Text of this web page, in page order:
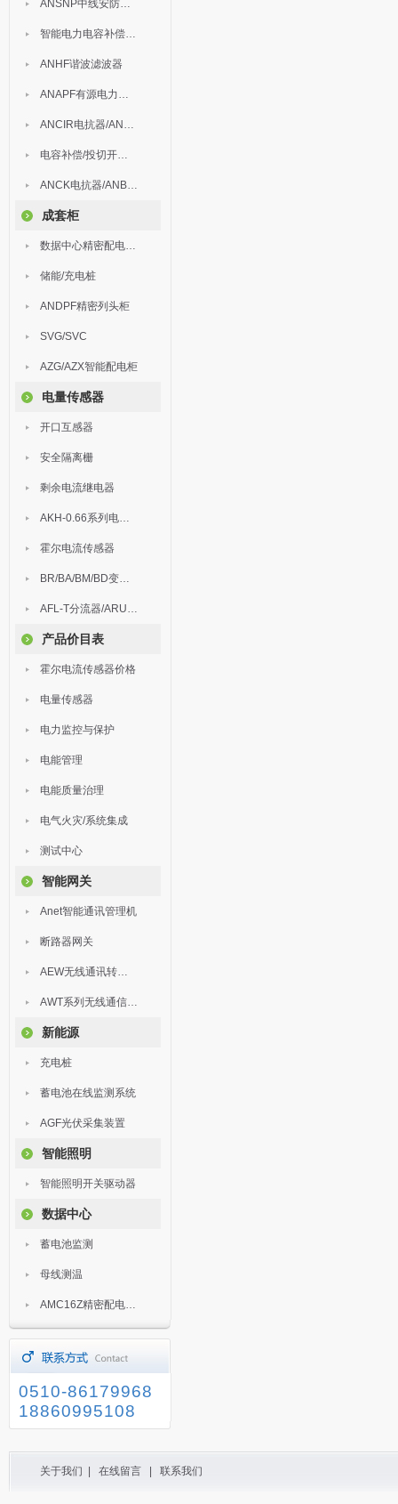
ANSNP中线安防保护器
智能电力电容补偿装置
ANHF谐波滤波器
ANAPF有源电力滤波器
ANCIR电抗器/ANHPD300谐波保护器
电容补偿/投切开关/ARC
ANCK电抗器/ANBSMJ自愈式低压并联电容器
成套柜
数据中心精密配电监控装置
储能/充电桩
ANDPF精密列头柜
SVG/SVC
AZG/AZX智能配电柜
电量传感器
开口互感器
安全隔离栅
剩余电流继电器
AKH-0.66系列电流互感器
霍尔电流传感器
BR/BA/BM/BD变送器
AFL-T分流器/ARU浪涌保护器
产品价目表
霍尔电流传感器价格
电量传感器
电力监控与保护
电能管理
电能质量治理
电气火灾/系统集成
测试中心
智能网关
Anet智能通讯管理机
断路器网关
AEW无线通讯转换器
AWT系列无线通信终端
新能源
充电桩
蓄电池在线监测系统
AGF光伏采集装置
智能照明
智能照明开关驱动器
数据中心
蓄电池监测
母线测温
AMC16Z精密配电监控装置
0510-86179968
18860995108
关于我们 在线留言 联系我们